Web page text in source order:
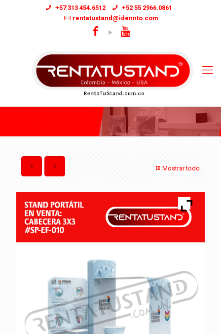
+57 313 454.6512
+52 55 2966.0861
rentatustand@idennto.com
Mostrar todo